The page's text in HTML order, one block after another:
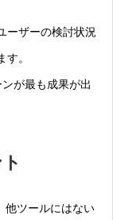
ーザーの検討状況
。
が最も成果が出
他ツールにはない